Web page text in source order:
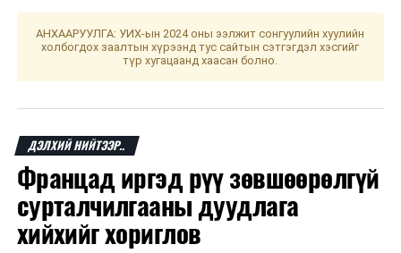
өмчит 22 сургуулийн удирдлага хамт олон, бидний
ажлыг дэмжин ажилласан байна.
хоёроор нэмэгджээ
ӨМНӨХ МЭДЭЭ
ХӨСҮТ: Риновирусийн халдвар хатгаа болж хүндрэх
эрсдэлтэй байна
АНХААРУУЛГА: УИХ-ын 2024 оны ээлжит сонгуулийн хуулийн
холбогдох заалтын хүрээнд тус сайтын сэтгэгдэл хэсгийг
түр хугацаанд хаасан болно.
ДЭЛХИЙ НИЙТЭЭР..
Францад иргэд рүү зөвшөөрөлгүй
сурталчилгааны дуудлага
хийхийг хориглов